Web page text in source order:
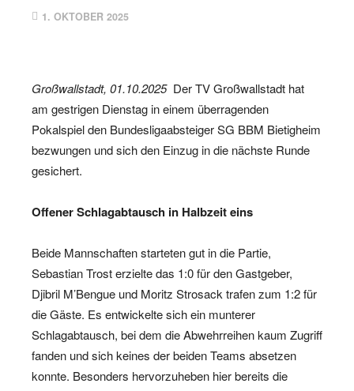
1. OKTOBER 2025
Großwallstadt, 01.10.2025Der TV Großwallstadt hat
am gestrigen Dienstag in einem überragenden
Pokalspiel den Bundesligaabsteiger SG BBM Bietigheim
bezwungen und sich den Einzug in die nächste Runde
gesichert.
Offener Schlagabtausch in Halbzeit eins
Beide Mannschaften starteten gut in die Partie,
Sebastian Trost erzielte das 1:0 für den Gastgeber,
Djibril M’Bengue und Moritz Strosack trafen zum 1:2 für
die Gäste. Es entwickelte sich ein munterer
Schlagabtausch, bei dem die Abwehrreihen kaum Zugriff
fanden und sich keines der beiden Teams absetzen
konnte. Besonders hervorzuheben hier bereits die